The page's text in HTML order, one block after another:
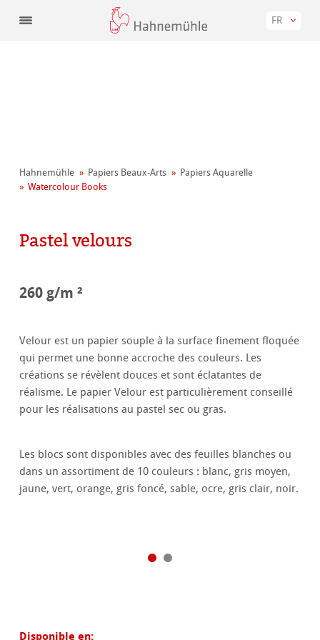
FR
Hahnemühle Papiers Beaux-Arts
Papiers Aquarelle
Watercolour Books
Pastel velours
260 g/m ²
Velour est un papier souple à la surface finement floquée
qui permet une bonne accroche des couleurs. Les
créations se révèlent douces et sont éclatantes de
réalisme. Le papier Velour est particulièrement conseillé
pour les réalisations au pastel sec ou gras.
Les blocs sont disponibles avec des feuilles blanches ou
dans un assortiment de 10 couleurs : blanc, gris moyen,
jaune, vert, orange, gris foncé, sable, ocre, gris clair, noir.
Disponible en: